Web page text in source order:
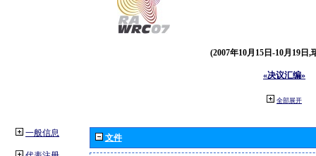
(2007年10月15日-10月19日,
«决议汇编»
全部展开
一般信息 文件